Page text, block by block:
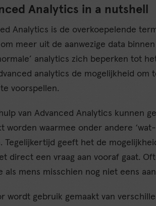
Analytics in a nutshell
Analytics is de overkoepelende
meer uit de aanwezige data
analytics zich beperken tot
analytics de mogelijkheid om
voorspellen.
van Advanced Analytics kunnen
worden waarmee onder andere
Tegelijkertijd geeft het de
direct een vraag aan vooraf gaat.
als mens misschien nog niet eens
wordt gebruik gemaakt van